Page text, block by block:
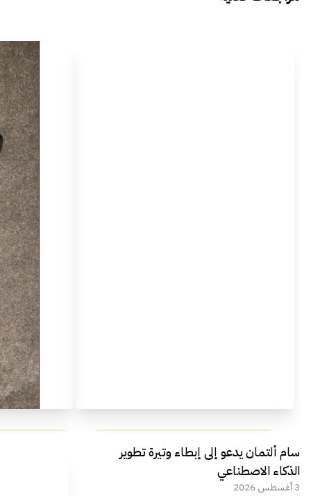
مراجعة شاملة لعملاق الألعاب
الجديد REDMAGIC 11 AIR
سام ألتمان يدعو إلى إبطاء وتيرة تطوير
الذكاء الاصطناعي
3 أغسطس 2026